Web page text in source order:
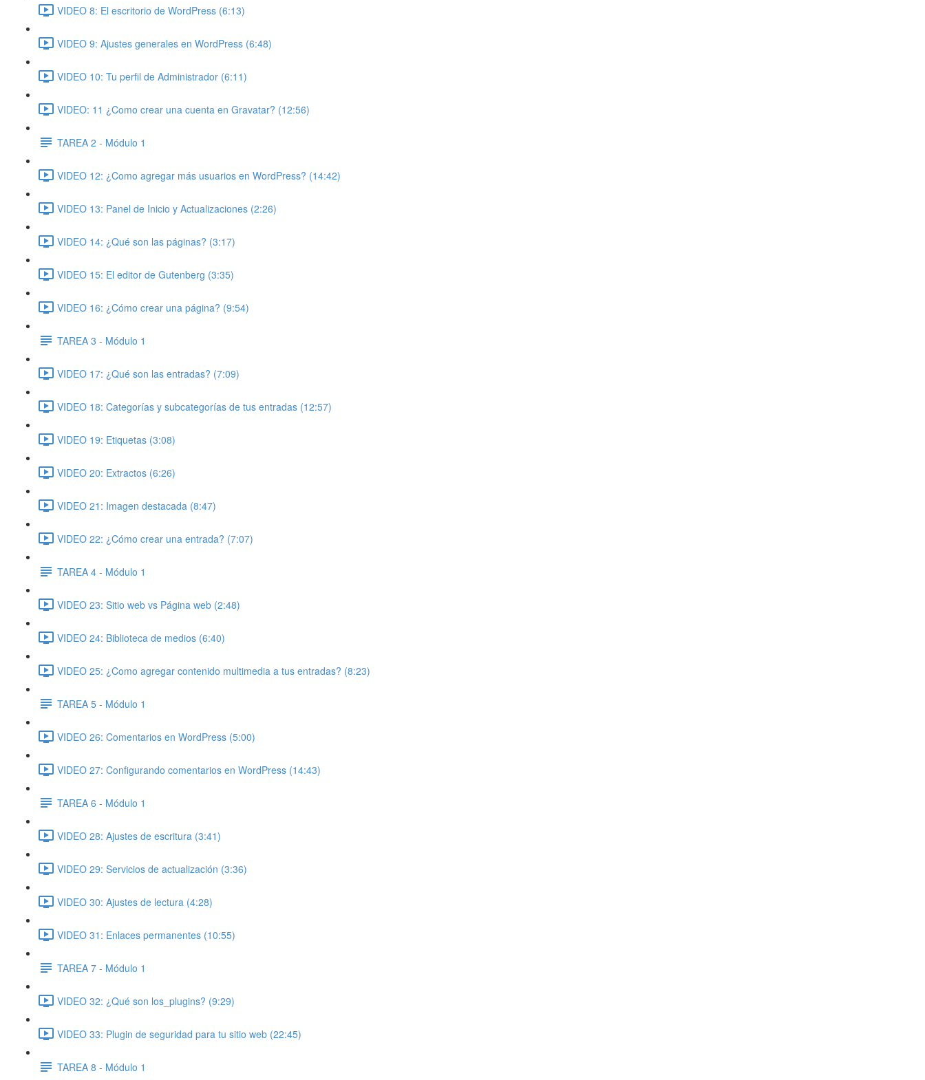
VIDEO 8: El escritorio de WordPress (6:13)
VIDEO 9: Ajustes generales en WordPress (6:48)
VIDEO 10: Tu perfil de Administrador (6:11)
VIDEO: 11 ¿Como crear una cuenta en Gravatar? (12:56)
TAREA 2 - Módulo 1
VIDEO 12: ¿Como agregar más usuarios en WordPress? (14:42)
VIDEO 13: Panel de Inicio y Actualizaciones (2:26)
VIDEO 14: ¿Qué son las páginas? (3:17)
VIDEO 15: El editor de Gutenberg (3:35)
VIDEO 16: ¿Cómo crear una página? (9:54)
TAREA 3 - Módulo 1
VIDEO 17: ¿Qué son las entradas? (7:09)
VIDEO 18: Categorías y subcategorías de tus entradas (12:57)
VIDEO 19: Etiquetas (3:08)
VIDEO 20: Extractos (6:26)
VIDEO 21: Imagen destacada (8:47)
VIDEO 22: ¿Cómo crear una entrada? (7:07)
TAREA 4 - Módulo 1
VIDEO 23: Sitio web vs Página web (2:48)
VIDEO 24: Biblioteca de medios (6:40)
VIDEO 25: ¿Como agregar contenido multimedia a tus entradas? (8:23)
TAREA 5 - Módulo 1
VIDEO 26: Comentarios en WordPress (5:00)
VIDEO 27: Configurando comentarios en WordPress (14:43)
TAREA 6 - Módulo 1
VIDEO 28: Ajustes de escritura (3:41)
VIDEO 29: Servicios de actualización (3:36)
VIDEO 30: Ajustes de lectura (4:28)
VIDEO 31: Enlaces permanentes (10:55)
TAREA 7 - Módulo 1
VIDEO 32: ¿Qué son los_plugins? (9:29)
VIDEO 33: Plugin de seguridad para tu sitio web (22:45)
TAREA 8 - Módulo 1